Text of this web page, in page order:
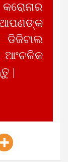
ଆପଣଙ୍କ
ଆଂଚଳିକ
|